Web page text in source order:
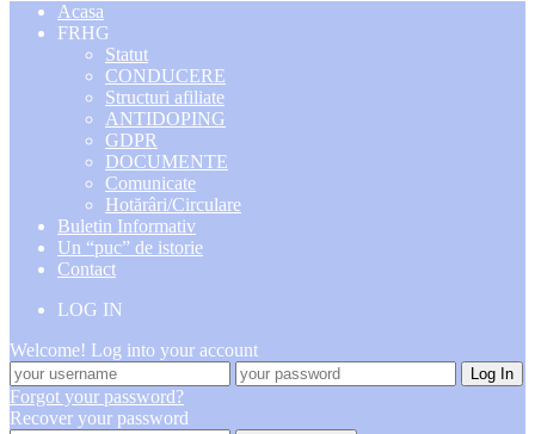
Acasa
FRHG
Statut
CONDUCERE
Structuri afiliate
ANTIDOPING
GDPR
DOCUMENTE
Comunicate
Hotărâri/Circulare
Buletin Informativ
Un “puc” de istorie
Contact
LOG IN
Welcome! Log into your account
Forgot your password?
Recover your password